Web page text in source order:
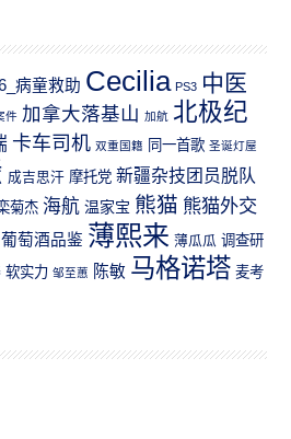
病童救助 Cecilia PS3 中医
件 加拿大落基山 加航 北极纪
卡车司机 双重国籍 同一首歌 圣诞灯屋
成吉思汗 摩托党 新疆杂技团员脱队
菊杰 海航 温家宝 熊猫 熊猫外交
葡萄酒品鉴 薄熙来 薄瓜瓜 调查研
软实力 邹至蕙 陈敏 马格诺塔 麦考